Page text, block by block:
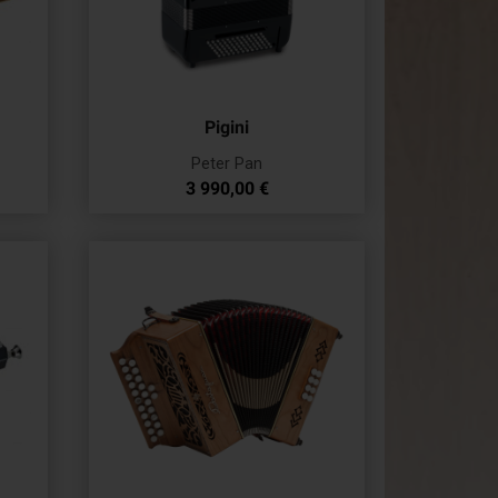
Pigini
Peter Pan
Prix
3 990,00 €